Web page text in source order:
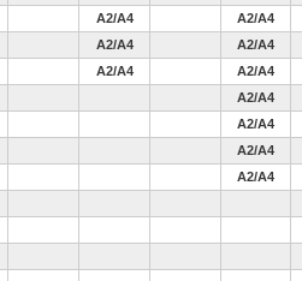
A2/A4
A2/A4
A2/A4
A2/A4
A2/A4
A2/A4
A2/A4
A2/A4
A2/A4
A2/A4